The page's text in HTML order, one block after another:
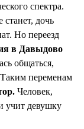
спектра.
станет, дочь
Но переезд
в Давыдово
общаться,
переменам
Человек,
учит девушку